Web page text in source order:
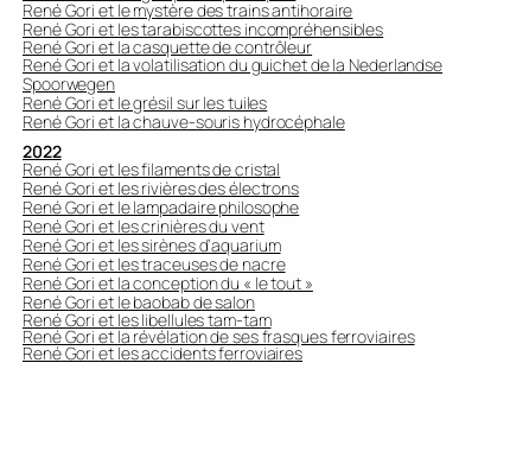
René Gori et le mystère des trains antihoraire
René Gori et les tarabiscottes incompréhensibles
René Gori et la casquette de contrôleur
René Gori et la volatilisation du guichet de la Nederlandse
Spoorwegen
René Gori et le grésil sur les tuiles
René Gori et la chauve-souris hydrocéphale
2022
René Gori et les filaments de cristal
René Gori et les rivières des électrons
René Gori et le lampadaire philosophe
René Gori et les crinières du vent
René Gori et les sirènes d’aquarium
René Gori et les traceuses de nacre
René Gori et la conception du « le tout »
René Gori et le baobab de salon
René Gori et les libellules tam-tam
René Gori et la révélation de ses frasques ferroviaires
René Gori et les accidents ferroviaires